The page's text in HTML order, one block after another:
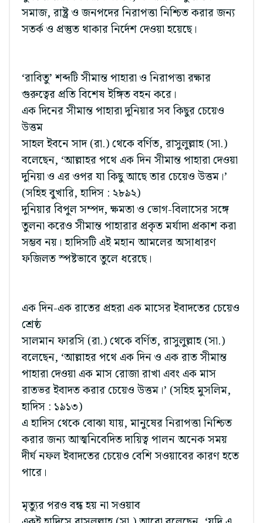
সমাজ, রাষ্ট্র ও জনপদের নিরাপত্তা নিশ্চিত করার জন্য
সতর্ক ও প্রস্তুত থাকার নির্দেশ দেওয়া হয়েছে।
‘রাবিতু’ শব্দটি সীমান্ত পাহারা ও নিরাপত্তা রক্ষার
গুরুত্বের প্রতি বিশেষ ইঙ্গিত বহন করে।
এক দিনের সীমান্ত পাহারা দুনিয়ার সব কিছুর চেয়েও
উত্তম
সাহল ইবনে সাদ (রা.) থেকে বর্ণিত, রাসুলুল্লাহ (সা.)
বলেছেন, ‘আল্লাহর পথে এক দিন সীমান্ত পাহারা দেওয়া
দুনিয়া ও এর ওপর যা কিছু আছে তার চেয়েও উত্তম।’
(সহিহ বুখারি, হাদিস : ২৮৯২)
দুনিয়ার বিপুল সম্পদ, ক্ষমতা ও ভোগ-বিলাসের সঙ্গে
তুলনা করেও সীমান্ত পাহারার প্রকৃত মর্যাদা প্রকাশ করা
সম্ভব নয়। হাদিসটি এই মহান আমলের অসাধারণ
ফজিলত স্পষ্টভাবে তুলে ধরেছে।
এক দিন-এক রাতের প্রহরা এক মাসের ইবাদতের চেয়েও
শ্রেষ্ঠ
সালমান ফারসি (রা.) থেকে বর্ণিত, রাসুলুল্লাহ (সা.)
বলেছেন, ‘আল্লাহর পথে এক দিন ও এক রাত সীমান্ত
পাহারা দেওয়া এক মাস রোজা রাখা এবং এক মাস
রাতভর ইবাদত করার চেয়েও উত্তম।’ (সহিহ মুসলিম,
হাদিস : ১৯১৩)
এ হাদিস থেকে বোঝা যায়, মানুষের নিরাপত্তা নিশ্চিত
করার জন্য আত্মনিবেদিত দায়িত্ব পালন অনেক সময়
দীর্ঘ নফল ইবাদতের চেয়েও বেশি সওয়াবের কারণ হতে
পারে।
মৃত্যুর পরও বন্ধ হয় না সওয়াব